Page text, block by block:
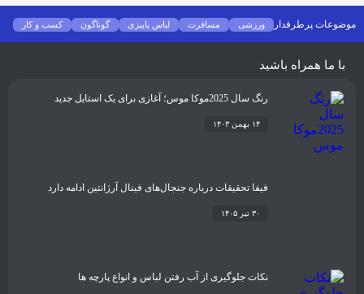
موضوعات پرطرفدار ورزشی مسافرت لباس پاییزی گوناگون
کسب و کار
فشن
غذا و نوشیدنی شیوه زندگی سلامتی تکنولوژی اخبار شرکت ها
با ما همراه باشید
رنگ سال 2025موکا موس؛ آغازی برای یک استایل جدید
۱۴ بهمن ۱۴۰۳
فیفا تحقیقات درباره جنجال‌های فینال آرژانتین ادامه دارد
۳۰ تیر ۱۴۰۵
نکات جلوگیری از آب رفتن لباس و انواع پارچه ها